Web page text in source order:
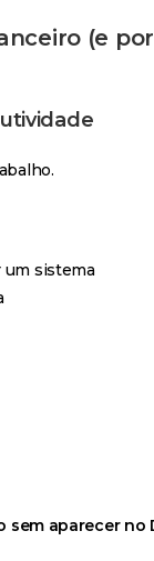
(e
um sistema
aparecer no